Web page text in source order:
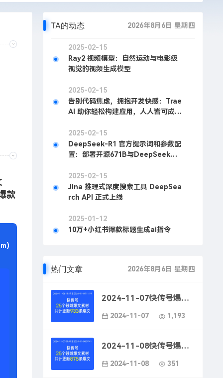
款
TA的动态 2026年8月6日 星期四
2025-02-15
Ray2 视频模型：自然运动与电影级
视觉的视频生成模型
2025-02-15
告别代码焦虑，拥抱开发快感：Trae
AI 助你轻松构建应用，人人皆可成为
2025-02-15
DeepSeek-R1 官方提示词和参数配
置：部署开源671B与DeepSeek官
2025-02-15
Jina 推理式深度搜索工具 DeepSea
rch API 正式上线
2025-01-12
10万+小红书爆款标题生成ai指令
热门文章 2026年8月6日 星期四
2024-11-07快传号爆款文案素材-快传号墨鱼丸平台爆款文案技巧
2024-11-07 1,193
2024-11-08快传号爆款文案素材-墨鱼丸爆款文案创作
2024-11-08 351